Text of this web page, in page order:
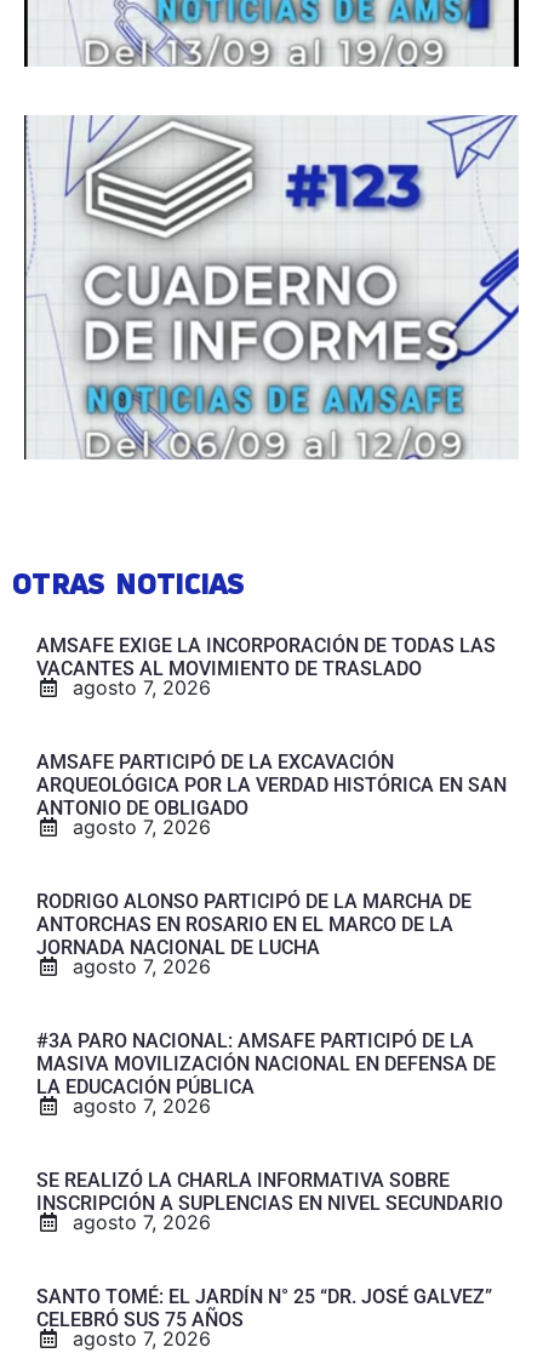
OTRAS NOTICIAS
AMSAFE EXIGE LA INCORPORACIÓN DE TODAS LAS
VACANTES AL MOVIMIENTO DE TRASLADO
agosto 7, 2026
AMSAFE PARTICIPÓ DE LA EXCAVACIÓN
ARQUEOLÓGICA POR LA VERDAD HISTÓRICA EN SAN
ANTONIO DE OBLIGADO
agosto 7, 2026
RODRIGO ALONSO PARTICIPÓ DE LA MARCHA DE
ANTORCHAS EN ROSARIO EN EL MARCO DE LA
JORNADA NACIONAL DE LUCHA
agosto 7, 2026
#3A PARO NACIONAL: AMSAFE PARTICIPÓ DE LA
MASIVA MOVILIZACIÓN NACIONAL EN DEFENSA DE
LA EDUCACIÓN PÚBLICA
agosto 7, 2026
SE REALIZÓ LA CHARLA INFORMATIVA SOBRE
INSCRIPCIÓN A SUPLENCIAS EN NIVEL SECUNDARIO
agosto 7, 2026
SANTO TOMÉ: EL JARDÍN N° 25 “DR. JOSÉ GALVEZ”
CELEBRÓ SUS 75 AÑOS
agosto 7, 2026